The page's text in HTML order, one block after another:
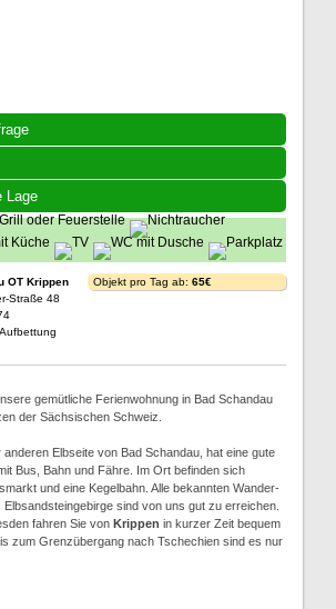
Lage
OT Krippen
Straße 48
Objekt pro Tag ab: 65€
gemütliche Ferienwohnung in Bad Schandau
der Sächsischen Schweiz.
anderen Elbseite von Bad Schandau, hat eine gute
Bus, Bahn und Fähre. Im Ort befinden sich
und eine Kegelbahn. Alle bekannten Wander-
Elbsandsteingebirge sind von uns gut zu erreichen.
fahren Sie von Krippen in kurzer Zeit bequem
zum Grenzübergang nach Tschechien sind es nur